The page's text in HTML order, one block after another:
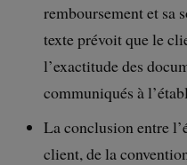
remboursement et sa
texte prévoit que le
l’exactitude des
communiqués à
La conclusion entre
client, de la